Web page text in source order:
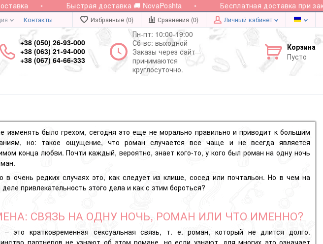
Быстрая доставка 🚚 NovaPoshta Бесплатная доставка при
Контакты Избранные (0) Сравнения (0) Личный кабинет
+38 (050) 26-93-000
+38 (063) 21-94-000
+38 (067) 64-66-333
Пн-пт: 10:00-19:00
Сб-вс: выходной
Заказы через сайт
принимаются
круглосуточно.
Корзина
Пусто
изменять было грехом, сегодня это еще не морально правильно и приводит к большим
но: такое ощущение, что роман случается все чаще и не всегда является
конца любви. Почти каждый, вероятно, знает кого-то, у кого был роман на одну ночь
.
в очень редких случаях это, как следует из клише, сосед или почтальон. Но в чем на
привлекательность этого дела и как с этим бороться?
СВЯЗЬ НА ОДНУ НОЧЬ, РОМАН ИЛИ ЧТО ИМЕННО?
– это кратковременная сексуальная связь, т. е. роман, который не длится долго.
партнеров не узнают об этом романе, но если узнают, для многих это означает